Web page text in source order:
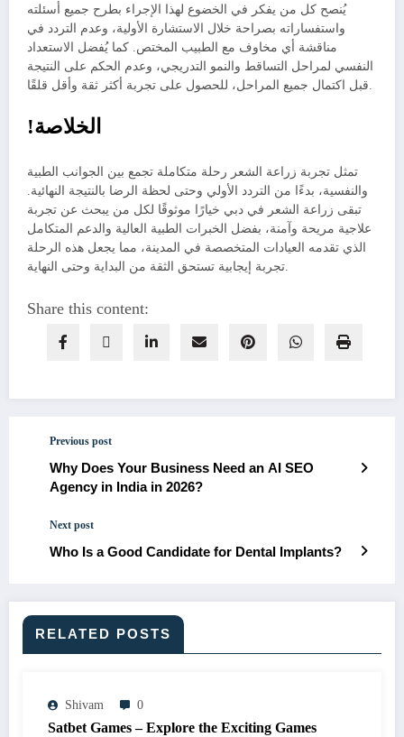
يُنصح كل من يفكر في الخضوع لهذا الإجراء بطرح جميع أسئلته
واستفساراته بصراحة خلال الاستشارة الأولية، وعدم التردد في
مناقشة أي مخاوف مع الطبيب المختص. كما يُفضل الاستعداد
النفسي لمراحل التساقط والنمو التدريجي، وعدم الحكم على النتيجة
قبل اكتمال جميع المراحل، للحصول على تجربة أكثر ثقة وأقل قلقًا.
!الخلاصة
تمثل تجربة زراعة الشعر رحلة متكاملة تجمع بين الجوانب الطبية
والنفسية، بدءًا من التردد الأولي وحتى لحظة الرضا بالنتيجة النهائية.
تبقى زراعة الشعر في دبي خيارًا موثوقًا لكل من يبحث عن تجربة
علاجية مريحة وآمنة، بفضل الخبرات الطبية العالية والدعم المتكامل
الذي تقدمه العيادات المتخصصة في المدينة، مما يجعل هذه الرحلة
Share this content:
Previous post
Why Does Your Business Need an AI SEO
Agency in India in 2026?
Next post
Who Is a Good Candidate for Dental Implants?
RELATED POSTS
Shivam 0
Satbet Games – Explore the Exciting Games